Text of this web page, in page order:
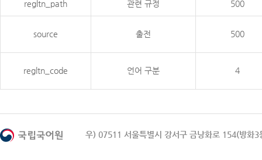
regltn_path 관련 규정 500
source 출전 500
regltn_code 언어 구분 4
우) 07511 서울특별시 강서구 금낭화로 154(방화3